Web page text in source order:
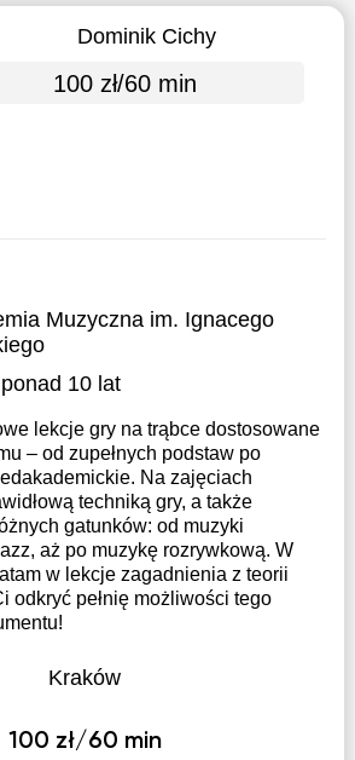
Dominik Cichy
100 zł/60 min
Muzyczna im. Ignacego
ponad 10 lat
lekcje gry na trąbce dostosowane
– od zupełnych podstaw po
Na zajęciach
techniką gry, a także
gatunków: od muzyki
aż po muzykę rozrywkową. W
w lekcje zagadnienia z teorii
odkryć pełnię możliwości tego
Kraków
100 zł/60 min